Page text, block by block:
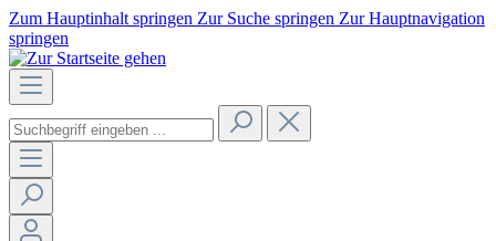
Zum Hauptinhalt springen Zur Suche springen Zur Hauptnavigation
springen